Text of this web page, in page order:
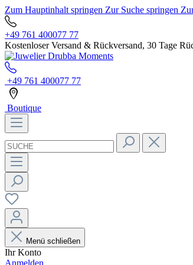
Zum Hauptinhalt springen Zur Suche springen
+49 761 400077 77
Kostenloser Versand & Rückversand, 30 Tage
+49 761 400077 77
Boutique
Menü schließen
Ihr Konto
Anmelden